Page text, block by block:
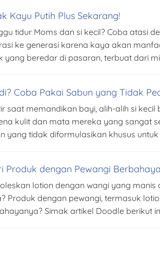
Kayu Putih Plus Sekarang!
tidur Moms dan si kecil? Coba atasi
ke generasi karena kaya akan
beredar di pasaran, terbuat dari
Coba Pakai Sabun yang Tidak
saat memandikan bayi, alih-alih si
kulit dan mata mereka yang sangat
yang tidak diformulasikan khusus untuk
Produk dengan Pewangi
lotion dengan wangi yang
dengan pewangi, termasuk
Simak artikel Doodle berikut